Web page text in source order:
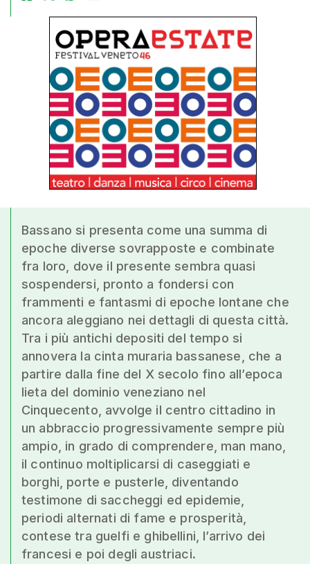
Bassano si presenta come una summa di
epoche diverse sovrapposte e combinate
fra loro, dove il presente sembra quasi
sospendersi, pronto a fondersi con
frammenti e fantasmi di epoche lontane che
ancora aleggiano nei dettagli di questa città.
Tra i più antichi depositi del tempo si
annovera la cinta muraria bassanese, che a
partire dalla fine del X secolo fino all’epoca
lieta del dominio veneziano nel
Cinquecento, avvolge il centro cittadino in
un abbraccio progressivamente sempre più
ampio, in grado di comprendere, man mano,
il continuo moltiplicarsi di caseggiati e
borghi, porte e pusterle, diventando
testimone di saccheggi ed epidemie,
periodi alternati di fame e prosperità,
contese tra guelfi e ghibellini, l’arrivo dei
francesi e poi degli austriaci.